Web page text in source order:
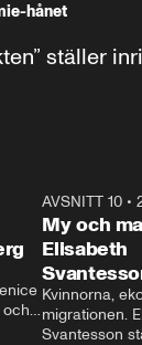
hånet
ställer
23:40
och
AVSNITT 10 •
My och
Elisabeth
Kvinnorna,
migrationen.
Svantesson